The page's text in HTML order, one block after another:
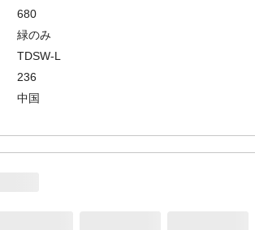
680
緑のみ
TDSW-L
236
中国
ナイロン